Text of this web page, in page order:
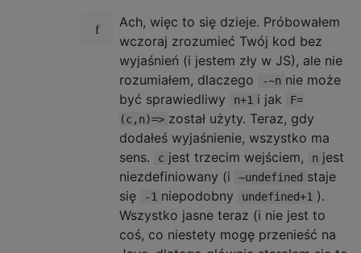
Ach, więc to się dzieje. Próbowałem
wczoraj zrozumieć Twój kod bez
wyjaśnień (i jestem zły w JS), ale nie
rozumiałem, dlaczego
-~n nie może
być sprawiedliwy
n+1 i jak
F=
(c,n)=> został użyty. Teraz, gdy
dodałeś wyjaśnienie, wszystko ma
sens.
c jest trzecim wejściem, n jest
niezdefiniowany (i
~undefined staje
się
-1 niepodobny undefined+1 ).
Wszystko jasne teraz (i nie jest to
coś, co niestety mogę przenieść na